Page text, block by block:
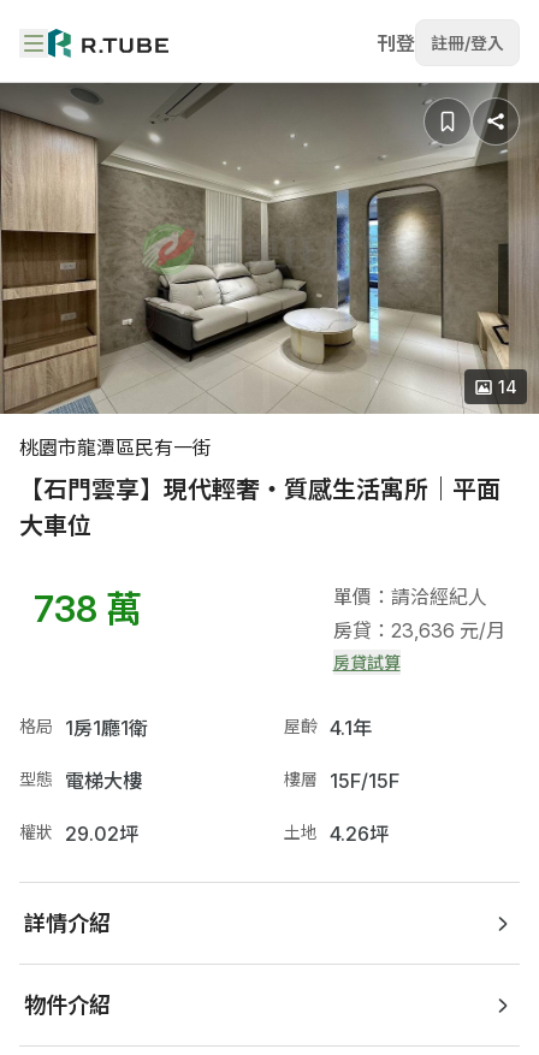
刊登 註冊/登入
桃園市龍潭區民有一街
【石門雲享】現代輕奢・質感生活寓所｜平面
大車位
14
738 萬
單價：請洽經紀人
房貸：23,636 元/月
房貸試算
格局 1房1廳1衛 屋齡 4.1年
型態 電梯大樓 樓層 15F/15F
權狀 29.02坪 土地 4.26坪
詳情介紹
物件介紹